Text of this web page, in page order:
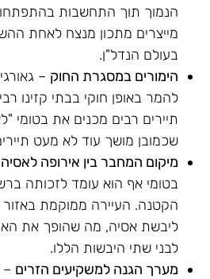
הנמוך תוך התחשבות
מייצרים מתכון מנצח לאחת
בעולם הנדל"ן.
הימורים במסגרת החוק–
להמר באופן חוקי בבתי קזינו
תיירים רבים מכנים את בטומי
שכמובן מושך עוד לא מעט
מיקום המחבר בין אירופה לאסיה
בטומי אף הוא עומד לזכותה
הקטנה. העיירה ממוקמת באזור
ליבשת אסיה, מה שהופך את
לבני שתי היבשות הללו.
מערך הגנה למשקיעים הזרים–